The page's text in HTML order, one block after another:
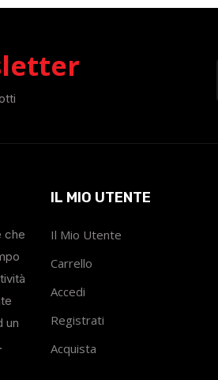
che
un
IL MIO UTENTE
Il Mio Utente
Carrello
Accedi
Registrati
Acquista